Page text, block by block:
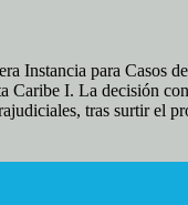
Instancia para Casos
Caribe I. La decisión
tras surtir el